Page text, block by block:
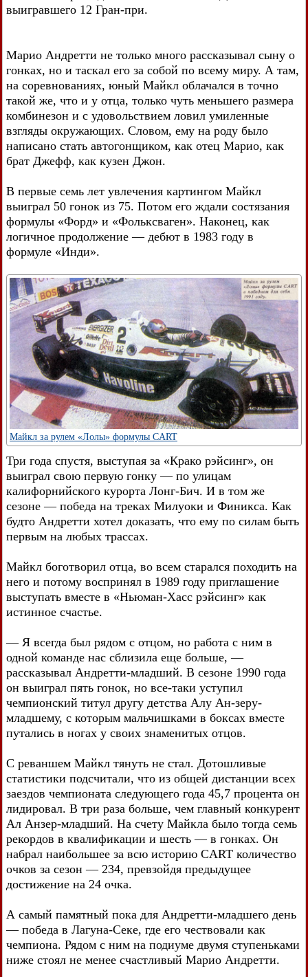
выигравшего 12 Гран-при.
Марио Андретти не только много рассказывал сыну о
гонках, но и таскал его за собой по всему миру. А там,
на соревнованиях, юный Майкл облачался в точно
такой же, что и у отца, только чуть меньшего размера
комбинезон и с удовольствием ловил умиленные
взгляды окружающих. Словом, ему на роду было
написано стать автогонщиком, как отец Марио, как
брат Джефф, как кузен Джон.
В первые семь лет увлечения картингом Майкл
выиграл 50 гонок из 75. Потом его ждали состязания
формулы «Форд» и «Фольксваген». Наконец, как
логичное продолжение — дебют в 1983 году в
формуле «Инди».
Майкл за рулем «Лолы» формулы CART
Три года спустя, выступая за «Крако рэйсинг», он
выиграл свою первую гонку — по улицам
калифорнийского курорта Лонг-Бич. И в том же
сезоне — победа на треках Милуоки и Финикса. Как
будто Андретти хотел доказать, что ему по силам быть
первым на любых трассах.
Майкл боготворил отца, во всем старался походить на
него и потому воспринял в 1989 году приглашение
выступать вместе в «Ньюман-Хасс рэйсинг» как
истинное счастье.
— Я всегда был рядом с отцом, но работа с ним в
одной команде нас сблизила еще больше, —
рассказывал Андретти-младший. В сезоне 1990 года
он выиграл пять гонок, но все-таки уступил
чемпионский титул другу детства Алу Ан-зеру-
младшему, с которым мальчишками в боксах вместе
путались в ногах у своих знаменитых отцов.
С реваншем Майкл тянуть не стал. Дотошливые
статистики подсчитали, что из общей дистанции всех
заездов чемпионата следующего года 45,7 процента он
лидировал. В три раза больше, чем главный конкурент
Ал Анзер-младший. На счету Майкла было тогда семь
рекордов в квалификации и шесть — в гонках. Он
набрал наибольшее за всю историю CART количество
очков за сезон — 234, превзойдя предыдущее
достижение на 24 очка.
А самый памятный пока для Андретти-младшего день
— победа в Лагуна-Секе, где его чествовали как
чемпиона. Рядом с ним на подиуме двумя ступеньками
ниже стоял не менее счастливый Марио Андретти.